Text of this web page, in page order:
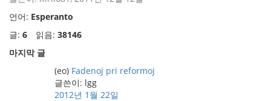
언어: Esperanto
글: 6 읽음: 38146
마지막 글
(eo) Fadenoj pri reformoj
글쓴이: lgg
2012년 1월 22일